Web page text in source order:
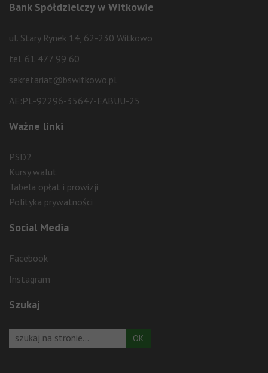
Bank Spółdzielczy w Witkowie
ul. Stary Rynek 14, 62-230 Witkowo
tel. 61 477 99 60
sekretariat@bswitkowo.pl
AE:PL-92296-35647-EABUU-25
Ważne linki
PSD2
Kursy walut
Tabela opłat i prowizji
Polityka prywatności
Social Media
Facebook
Instagram
Szukaj